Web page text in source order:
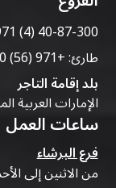
(4) 40-87-300
طارئ:+971 (56) 50-76-010
بلد إقامة التاجر
الإمارات العربية
ساعات العمل
فرع البرشاء
من الاثنين إلى الأحد من الساعة